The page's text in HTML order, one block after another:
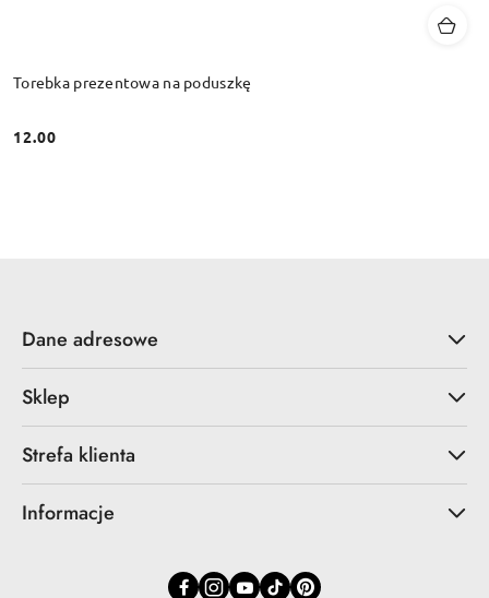
Torebka prezentowa na poduszkę
Cena:
12.00
Dane adresowe
Sklep
Strefa klienta
Informacje